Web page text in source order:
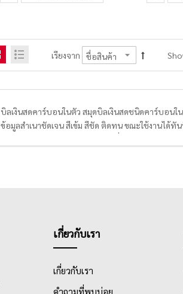
เรียงจาก
บิลเงินสดคาร์บอนในตัว สมุดบิลเงินสดชนิดคาร์บอนใ
ข้อมูลสำเนาชัดเจน สีเข้ม สีชัด ติดทน ขณะใช้งานได้
เข้าใจง่าย ตัวบิลมีการเข้าเล่มแบบญี่ปุ่นทำให้การฉีก
เกี่ยวกับเรา
เกี่ยวกับเรา
คำถามที่พบบ่อย